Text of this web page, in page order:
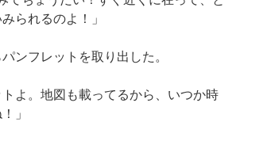
られるのよ！」
ンフレットを取り出した。
よ。地図も載ってるから、いつか時
」